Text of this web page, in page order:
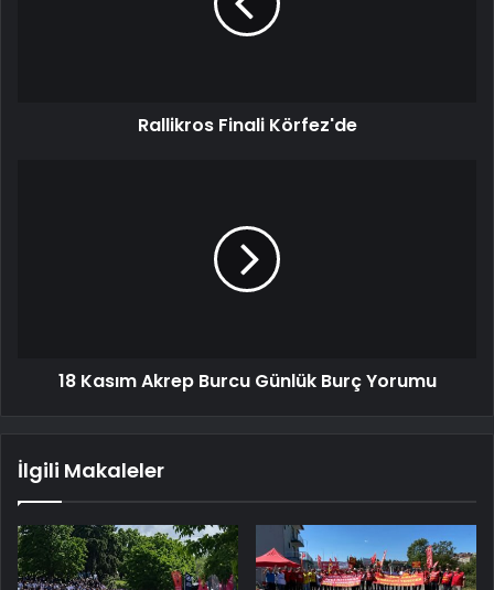
Rallikros Finali Körfez'de
18 Kasım Akrep Burcu Günlük Burç Yorumu
İlgili Makaleler